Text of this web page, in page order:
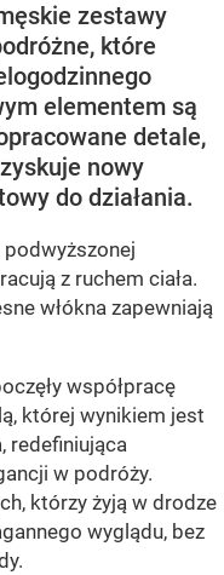
zestawy
które
elementem są
detale,
nowy
do działania.
z ruchem ciała.
włókna zapewniają
współpracę
której wynikiem jest
redefiniująca
w podróży.
którzy żyją w drodze
wyglądu, bez